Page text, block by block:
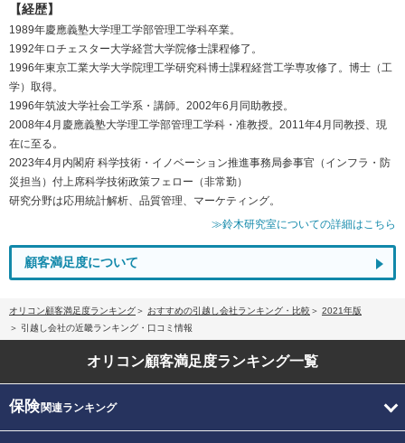
【経歴】
1989年慶應義塾大学理工学部管理工学科卒業。
1992年ロチェスター大学経営大学院修士課程修了。
1996年東京工業大学大学院理工学研究科博士課程経営工学専攻修了。博士（工
学）取得。
1996年筑波大学社会工学系・講師。2002年6月同助教授。
2008年4月慶應義塾大学理工学部管理工学科・准教授。2011年4月同教授、現
在に至る。
2023年4月内閣府 科学技術・イノベーション推進事務局参事官（インフラ・防
災担当）付上席科学技術政策フェロー（非常勤）
研究分野は応用統計解析、品質管理、マーケティング。
≫鈴木研究室についての詳細はこちら
顧客満足度について
オリコン顧客満足度ランキング おすすめの引越し会社ランキング・比較
2021年版
引越し会社の近畿ランキング・口コミ情報
オリコン顧客満足度ランキング一覧
保険関連ランキング